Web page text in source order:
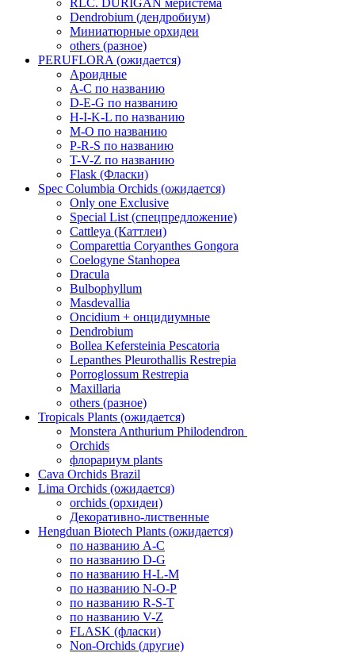
RLC. DURIGAN меристема
Dendrobium (дендробиум)
Миниатюрные орхидеи
others (разное)
PERUFLORA (ожидается)
Ароидные
A-C по названию
D-E-G по названию
H-I-K-L по названию
M-O по названию
P-R-S по названию
T-V-Z по названию
Flask (Фласки)
Spec Columbia Orchids (ожидается)
Only one Exclusive
Special List (спецпредложение)
Cattleya (Каттлеи)
Comparettia Coryanthes Gongora
Coelogyne Stanhopea
Dracula
Bulbophyllum
Masdevallia
Oncidium + онцидиумные
Dendrobium
Bollea Kefersteinia Pescatoria
Lepanthes Pleurothallis Restrepia
Porroglossum Restrepia
Maxillaria
others (разное)
Tropicals Plants (ожидается)
​​​​​​​Monstera Anthurium Philodendron
Orchids
флорариум plants
Cava Orchids Brazil
Lima Orchids (ожидается)
orchids (орхидеи)
Декоративно-лиственные
Hengduan Biotech Plants (ожидается)
по названию A-C
по названию D-G
по названию H-L-M
по названию N-O-P
по названию R-S-T
по названию V-Z
FLASK (фласки)
Non-Orchids (другие)